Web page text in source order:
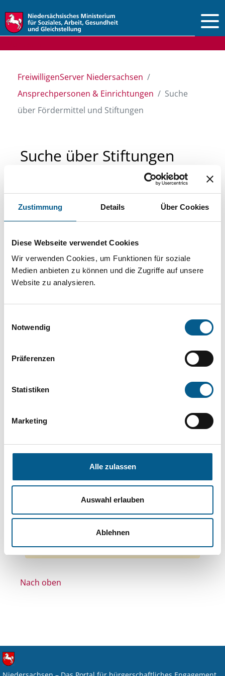
Zustimmung Details Über Cookies
Diese Webseite verwendet Cookies
Wir verwenden Cookies, um Funktionen für soziale
Medien anbieten zu können und die Zugriffe auf unsere
Website zu analysieren.
Notwendig
Präferenzen
Statistiken
Marketing
Alle zulassen
Auswahl erlauben
Ablehnen
FreiwilligenServer Niedersachsen
Ansprechpersonen & Einrichtungen
Suche
über Fördermittel und Stiftungen
Suche über Stiftungen
Sie suchen finanzielle Unterstützung für ein
direkt über unsere Fördermitteldatenbank und
Stiftungsdatenbank recherchieren. Bei der
Suche bitte die Groß- und Kleinschreibung
Bitte Suchbegriff eingeben. Ergebnisse
Kategorien verfeinert werden.
Suchen
Aktive Filter:
Themen: Seniorinnen, Senioren & Pflege
Themen: Wohltätige Zwecke
Themen: Tierschutz
Themen: Kirchliche Zwecke
Alle Filter entfernen
Nach oben